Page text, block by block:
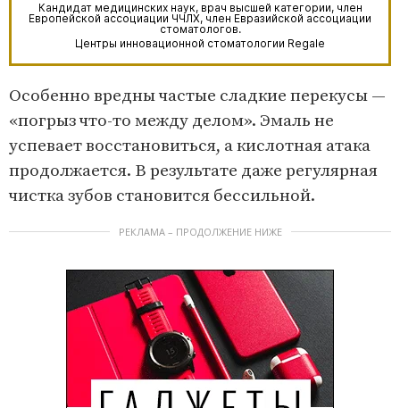
Кандидат медицинских наук, врач высшей категории, член
Европейской ассоциации ЧЧЛХ, член Евразийской ассоциации
стоматологов.
Центры инновационной стоматологии Regale
Особенно вредны частые сладкие перекусы —
«погрыз что-то между делом». Эмаль не
успевает восстановиться, а кислотная атака
продолжается. В результате даже регулярная
чистка зубов становится бессильной.
РЕКЛАМА – ПРОДОЛЖЕНИЕ НИЖЕ